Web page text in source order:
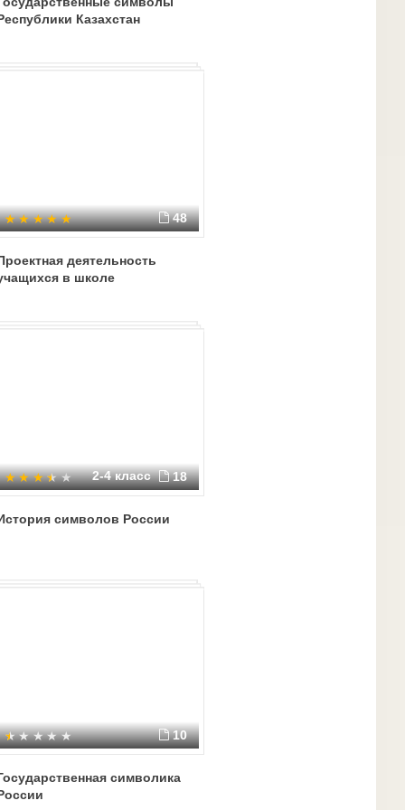
Казахстан
48
деятельность
в школе
2-4 класс 18
символов России
10
символика